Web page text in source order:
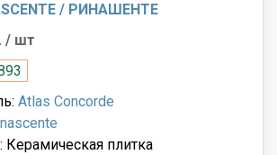
/ РИНАШЕНТЕ
/ шт
Atlas Concorde
Керамическая плитка